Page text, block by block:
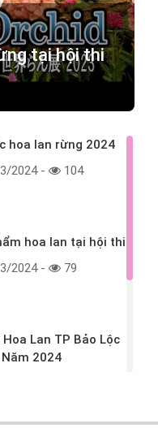
tại hội thi
hoa lan rừng 2024
2024 -
104
hoa lan tại hội thi
2024 -
79
Lan TP Bảo Lộc
2024